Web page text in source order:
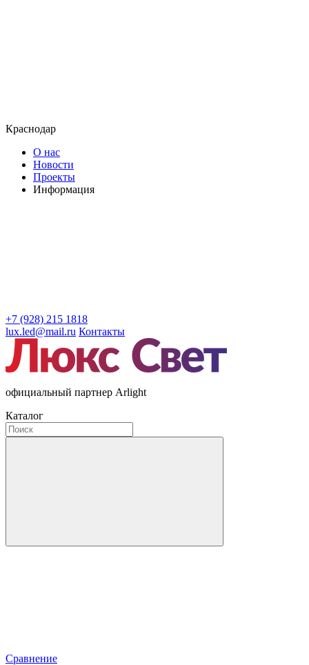
Краснодар
О нас
Новости
Проекты
Информация
+7 (928) 215 1818
lux.led@mail.ru Контакты
официальный партнер Arlight
Каталог
Сравнение